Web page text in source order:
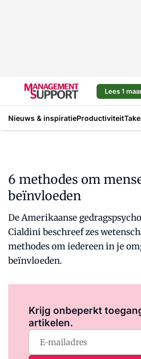
Lees 1
Nieuws & inspiratieProductiviteit
6 methodes om
beïnvloeden
De Amerikaanse
Cialdini beschreef zes
methodes om iedereen in je
beïnvloeden.
Krijg onbeperkt
artikelen.